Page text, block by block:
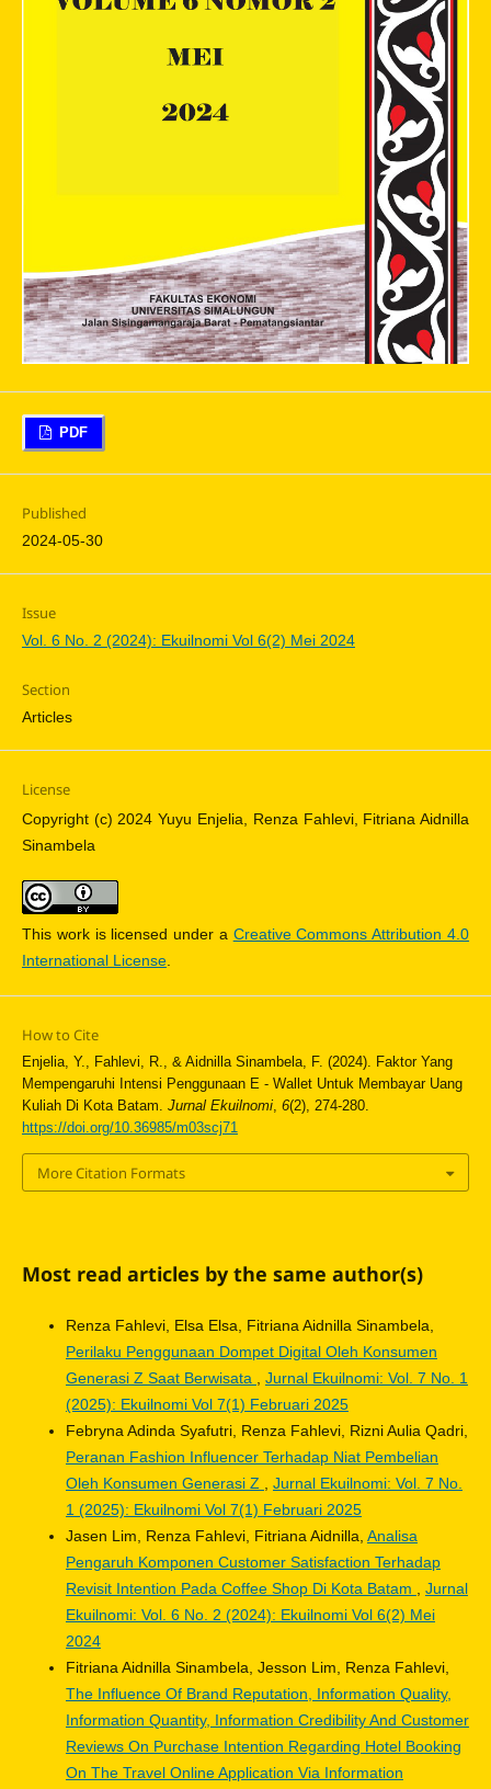
PDF
Published
2024-05-30
Issue
Vol. 6 No. 2 (2024): Ekuilnomi Vol 6(2) Mei 2024
Section
Articles
License
Copyright (c) 2024 Yuyu Enjelia, Renza Fahlevi, Fitriana Aidnilla
Sinambela
This work is licensed under a Creative Commons Attribution 4.0
International License.
How to Cite
Enjelia, Y., Fahlevi, R., & Aidnilla Sinambela, F. (2024). Faktor Yang
Mempengaruhi Intensi Penggunaan E - Wallet Untuk Membayar Uang
Kuliah Di Kota Batam. Jurnal Ekuilnomi, 6(2), 274-280.
https://doi.org/10.36985/m03scj71
More Citation Formats
Most read articles by the same author(s)
Renza Fahlevi, Elsa Elsa, Fitriana Aidnilla Sinambela,
Perilaku Penggunaan Dompet Digital Oleh Konsumen
Generasi Z Saat Berwisata
Jurnal Ekuilnomi: Vol. 7 No. 1
(2025): Ekuilnomi Vol 7(1) Februari 2025
Febryna Adinda Syafutri, Renza Fahlevi, Rizni Aulia Qadri,
Peranan Fashion Influencer Terhadap Niat Pembelian
Oleh Konsumen Generasi Z
Jurnal Ekuilnomi: Vol. 7 No.
1 (2025): Ekuilnomi Vol 7(1) Februari 2025
Jasen Lim, Renza Fahlevi, Fitriana Aidnilla, Analisa
Pengaruh Komponen Customer Satisfaction Terhadap
Revisit Intention Pada Coffee Shop Di Kota Batam
Jurnal
Ekuilnomi: Vol. 6 No. 2 (2024): Ekuilnomi Vol 6(2) Mei
2024
Fitriana Aidnilla Sinambela, Jesson Lim, Renza Fahlevi,
The Influence Of Brand Reputation, Information Quality,
Information Quantity, Information Credibility And Customer
Reviews On Purchase Intention Regarding Hotel Booking
On The Travel Online Application Via Information